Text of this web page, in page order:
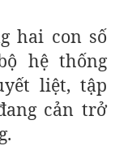
hai con số
hệ thống
liệt, tập
cản trở